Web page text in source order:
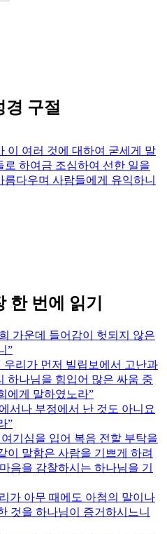
경 구절
이 여러 것에 대하여 굳세게 말
하여금 조심하여 선한 일을
다우며 사람들에게 유익하니
한 번에 읽기
가운데 들어감이 헛되지 않은
우리가 먼저 빌립보에서 고난과
하나님을 힘입어 많은 싸움 중
에게 말하였노라
서나 부정에서 난 것도 아니요
기심을 입어 복음 전할 부탁을
이 말함은 사람을 기쁘게 하려
음을 감찰하시는 하나님을 기
가 아무 때에도 아첨의 말이나
것을 하나님이 증거하시느니